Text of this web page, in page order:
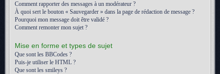
Comment rapporter des messages à un modérateur ?
À quoi sert le bouton « Sauvegarder » dans la page de rédaction de message ?
Pourquoi mon message doit être validé ?
Comment remonter mon sujet ?
Mise en forme et types de sujet
Que sont les BBCodes ?
Puis-je utiliser le HTML ?
Que sont les smileys ?